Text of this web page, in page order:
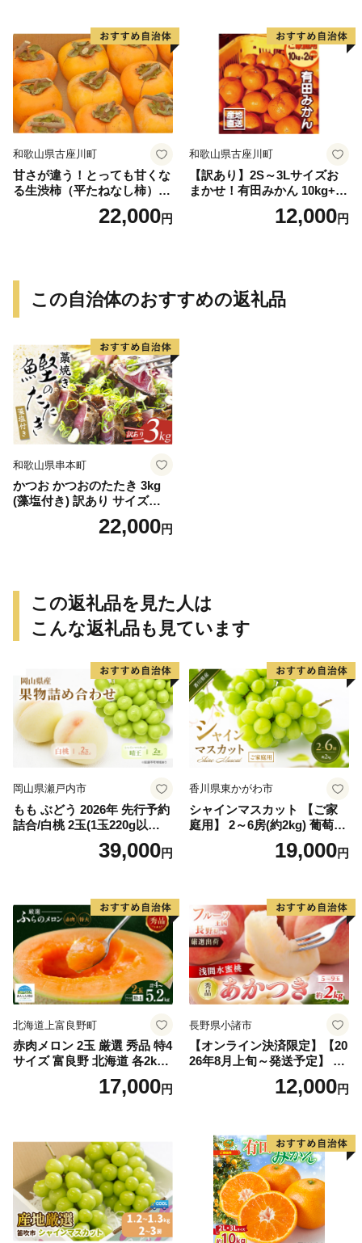
017B】
和歌山県古座川町
甘さが違う！とっても甘くな
る生渋柿（平たねなし柿）吊
ップ付約4.5～5kg 約24～30
22,000円
和歌山県古座川町
【訳あり】2S～3Lサイズお
まかせ！有田みかん 10kg+2k
g保証分 11月から12月下旬ま
でに順次発送致します。 / 訳
12,000円
この自治体のおすすめの返礼品
和歌山県串本町
かつお かつおのたたき 3kg
(藻塩付き) 訳あり サイズふぞ
ろい 焼きが命！ 藁焼き / 鰹
かつお カツオのたたき 鰹の
22,000円
この返礼品を見た人は
こんな返礼品も見ています
岡山県瀬戸内市
もも ぶどう 2026年 先行予約
詰合/白桃 2玉(1玉220g以
上)・シャインマスカット 晴
39,000円
香川県東かがわ市
シャインマスカット 【ご家
庭用】 2～6房(約2kg) 葡萄 ぶ
どう ブドウ フルーツ 果物 く
だもの 果実 旬の果物 旬のフ
19,000円
北海道上富良野町
赤肉メロン 2玉 厳選 秀品 特4
サイズ 富良野 北海道 各2kg
～2.6kg 2玉 セット ファーム
富良野 メロン めろん 果物 く
17,000円
長野県小諸市
【オンライン決済限定】【20
26年8月上旬～発送予定】 先
行予約 「浅間水蜜桃プレミ
アム」 もも あかつき 秀品 約
果肉 長野県産 小諸市
12,000円